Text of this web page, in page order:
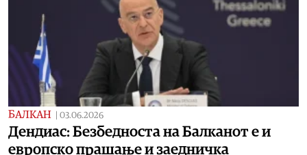
БАЛКАН 03.06.2026
Дендиас: Безбедноста на Балканот е и
европско прашање и заедничка